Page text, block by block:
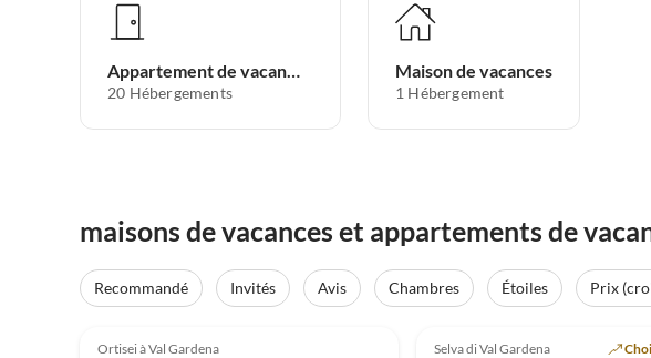
Appartement de vacances
20 Hébergements
Maison de vacances
1 Hébergement
maisons de vacances et appartements de
Recommandé Invités Avis Chambres Étoiles Prix
Meilleure
Annonce
Ortisei à Val Gardena Selva di Val Gardena